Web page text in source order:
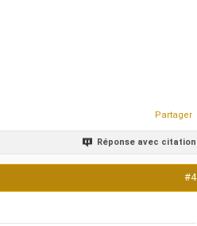
Partager
Réponse avec citation
#4